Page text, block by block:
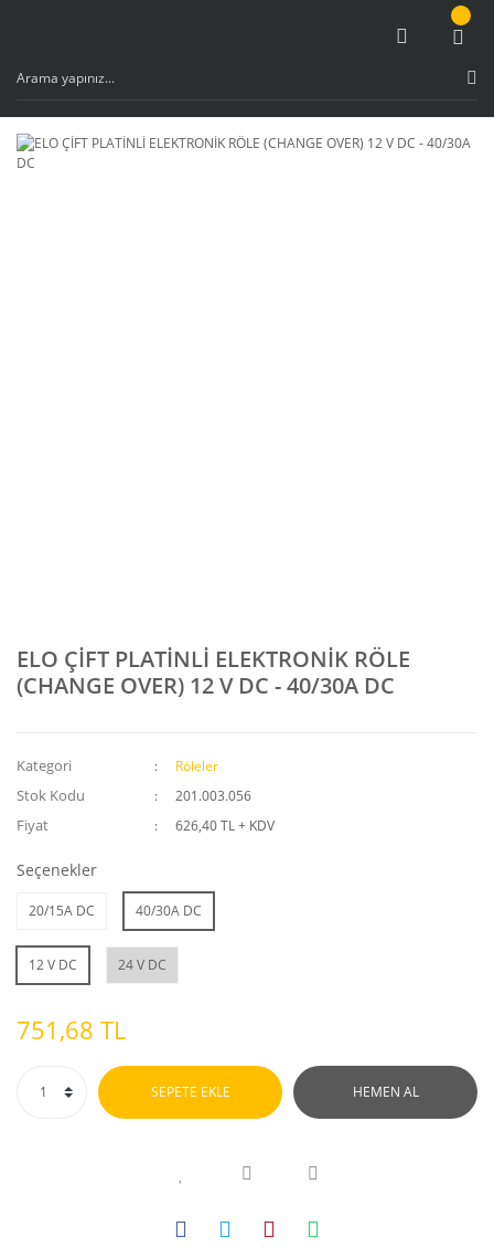
ELO ÇİFT PLATİNLİ ELEKTRONİK RÖLE
(CHANGE OVER) 12 V DC - 40/30A DC
Kategori Röleler
Stok Kodu 201.003.056
Fiyat 626,40 TL + KDV
Seçenekler
20/15A DC 40/30A DC
12 V DC 24 V DC
751,68 TL
SEPETE EKLE HEMEN AL